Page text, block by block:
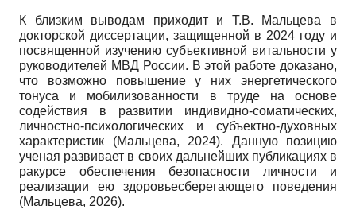
К близким выводам приходит и Т.В. Мальцева в
докторской диссертации, защищенной в 2024 году и
посвященной изучению субъективной витальности у
руководителей МВД России. В этой работе доказано,
что возможно повышение у них энергетического
тонуса и мобилизованности в труде на основе
содействия в развитии индивидно-соматических,
личностно-психологических и субъектно-духовных
характеристик (Мальцева, 2024). Данную позицию
ученая развивает в своих дальнейших публикациях в
ракурсе обеспечения безопасности личности и
реализации ею здоровьесберегающего поведения
(Мальцева, 2026).